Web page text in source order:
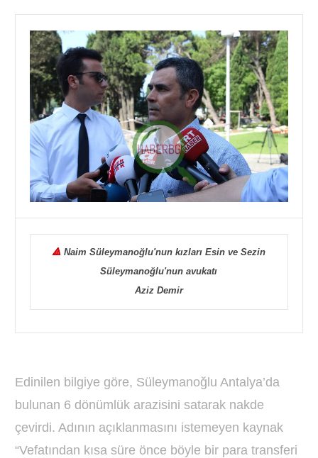
🔺Naim Süleymanoğlu'nun kızları Esin ve Sezin
Süleymanoğlu'nun avukatı
Aziz Demir
Edinilen bilgiye göre, Süleymanoğlu Antalya’da
bulunan 6 dönümlük arazisini satarak nakde
çevirdi. Adının açıklanmasını istemeyen kaynak
“Vefatından kısa süre önce böyle bir para transferi